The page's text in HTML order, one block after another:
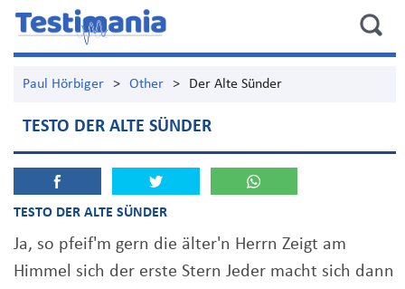
Paul Hörbiger > Other > Der Alte Sünder
TESTO DER ALTE SÜNDER
TESTO DER ALTE SÜNDER
Ja, so pfeif'm gern die älter'n Herrn Zeigt am
Himmel sich der erste Stern Jeder macht sich dann